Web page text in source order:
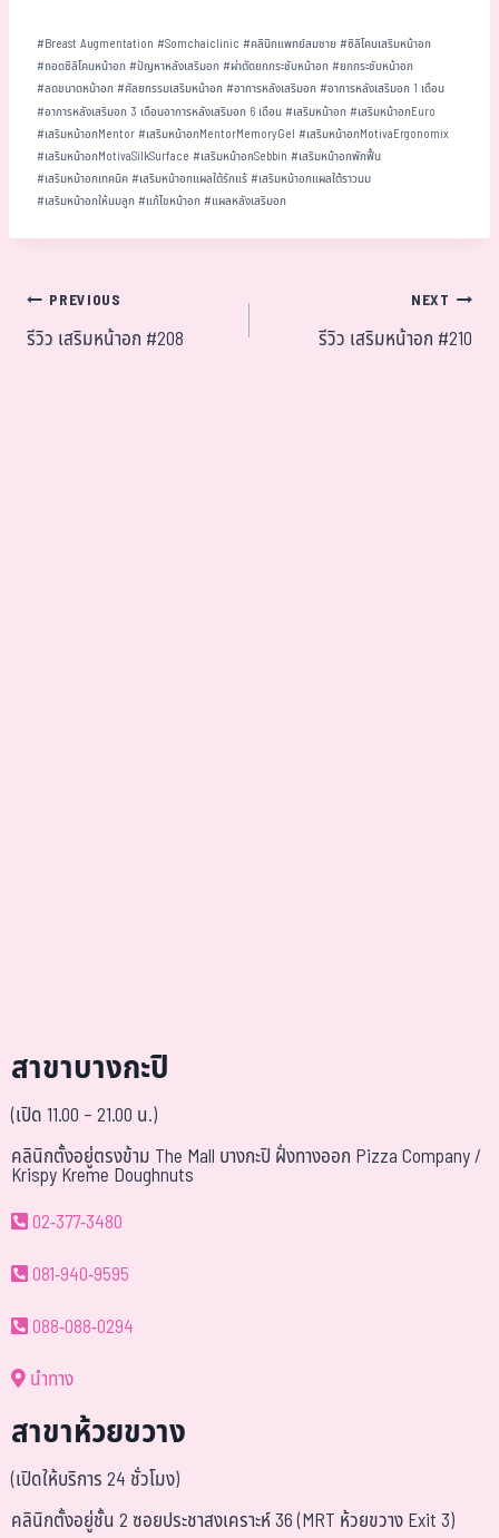
#Breast Augmentation #Somchaiclinic #คลินิกแพทย์สมชาย #ซิลิโคนเสริมหน้าอก
#ถอดซิลิโคนหน้าอก#ปัญหาหลังเสริมอก#ผ่าตัดยกกระชับหน้าอก#ยกกระชับหน้าอก
#ลดขนาดหน้าอก#ศัลยกรรมเสริมหน้าอก#อาการหลังเสริมอก#อาการหลังเสริมอก 1 เดือน
#อาการหลังเสริมอก 3 เดือนอาการหลังเสริมอก 6 เดือน#เสริมหน้าอก#เสริมหน้าอกEuro
#เสริมหน้าอกMentor#เสริมหน้าอกMentorMemoryGel #เสริมหน้าอกMotivaErgonomix
#เสริมหน้าอกMotivaSilkSurface #เสริมหน้าอกSebbin #เสริมหน้าอกพักฟื้น
#เสริมหน้าอกเทคนิค#เสริมหน้าอกแผลใต้รักแร้#เสริมหน้าอกแผลใต้ราวนม
#เสริมหน้าอกให้นมลูก#แก้ไขหน้าอก#แผลหลังเสริมอก
PREVIOUS
รีวิว เสริมหน้าอก #208
NEXT
รีวิว เสริมหน้าอก #210
สาขาบางกะปิ
(เปิด 11.00 – 21.00 น.)
คลินิกตั้งอยู่ตรงข้าม The Mall บางกะปิ ฝั่งทางออก Pizza Company /
Krispy Kreme Doughnuts
02-377-3480
081-940-9595
088-088-0294
นำทาง
สาขาห้วยขวาง
(เปิดให้บริการ 24 ชั่วโมง)
คลินิกตั้งอยู่ชั้น 2 ซอยประชาสงเคราะห์ 36 (MRT ห้วยขวาง Exit 3)